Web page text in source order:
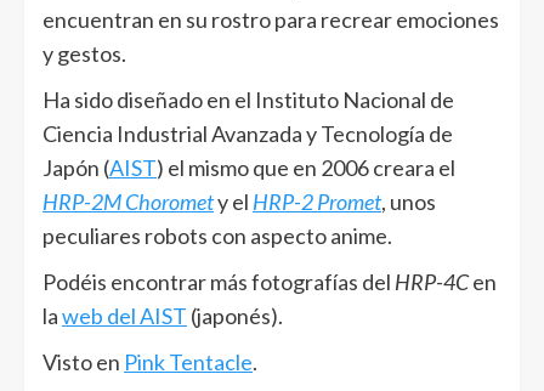
encuentran en su rostro para recrear emociones
y gestos.
Ha sido diseñado en el Instituto Nacional de
Ciencia Industrial Avanzada y Tecnología de
Japón (AIST) el mismo que en 2006 creara el
HRP-2M Choromety el HRP-2 Promet, unos
peculiares robots con aspecto anime.
Podéis encontrar más fotografías del HRP-4Cen
laweb del AIST (japonés).
Visto en Pink Tentacle.